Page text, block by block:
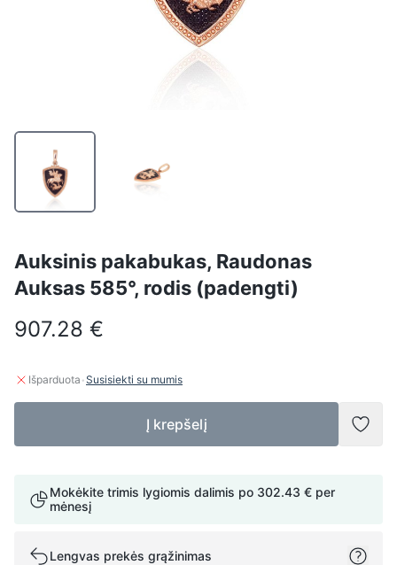
Auksinis pakabukas, Raudonas
Auksas 585°, rodis (padengti)
907.28 €
Išparduota ·Susisiekti su mumis
Į krepšelį
Mokėkite trimis lygiomis dalimis po 302.43 € per
mėnesį
Lengvas prekės grąžinimas